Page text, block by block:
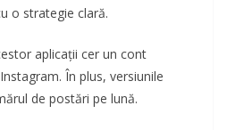
o strategie clară.
aplicații cer un cont
În plus, versiunile
de postări pe lună.